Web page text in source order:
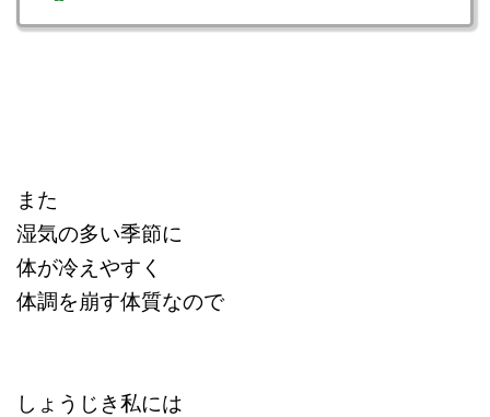
また
湿気の多い季節に
体が冷えやすく
体調を崩す体質なので
しょうじき私には